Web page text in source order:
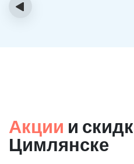
‹
Акции и
Цимлянске